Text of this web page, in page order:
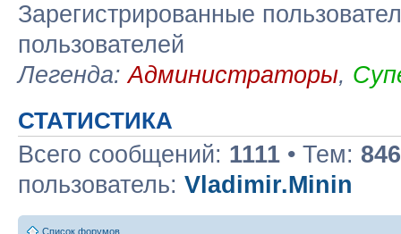
Зарегистрированные
пользователей
Легенда:Администраторы,
СТАТИСТИКА
Всего сообщений: 1111 • Тем: 846
пользователь: Vladimir.Minin
Список форумов